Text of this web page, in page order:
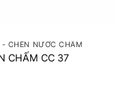
- CHÉN NƯỚC CHẤM
CHẤM CC 37